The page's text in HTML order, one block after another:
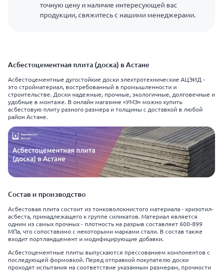
точную цену и наличие интересующей вас
продукции, свяжитесь с нашими менеджерами.
Асбестоцементная плита (доска) в Астане
Асбестоцементные дугостойкие доски электротехнические АЦЭИД -
это стройматериал, востребованный в промышленности и
строительстве. Доски надежные, прочные, экологичные, долговечные и
удобные в монтаже. В онлайн магазине «УМЭ» можно купить
асбестовую плиту разного размера и толщины с доставкой в любой
район Астане.
Состав и производство
Асбестовая плита состоит из тонковолокнистого материала - хризотил-
асбеста, принадлежащего к группе силикатов. Материал является
одним из самых прочных - плотность на разрыв составляет 600-899
МПа, что сопоставимо с некоторыми марками стали. В состав также
входит портландцемент и модифицирующие добавки.
Асбестоцементные плиты выпускаются прессованием компонентов с
последующей формовкой. Перед отправкой покупателю доски
проходят испытания на соответствие указанным размерам, прочности